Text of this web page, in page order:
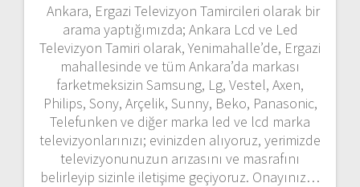
Ankara, Ergazi Televizyon Tamircileri olarak bir
arama yaptığımızda; Ankara Lcd ve Led
Televizyon Tamiri olarak, Yenimahalle’de, Ergazi
mahallesinde ve tüm Ankara’da markası
farketmeksizin Samsung, Lg, Vestel, Axen,
Philips, Sony, Arçelik, Sunny, Beko, Panasonic,
Telefunken ve diğer marka led ve lcd marka
televizyonlarınızı; evinizden alıyoruz, yerimizde
televizyonunuzun arızasını ve masrafını
belirleyip sizinle iletişime geçiyoruz. Onayınız…